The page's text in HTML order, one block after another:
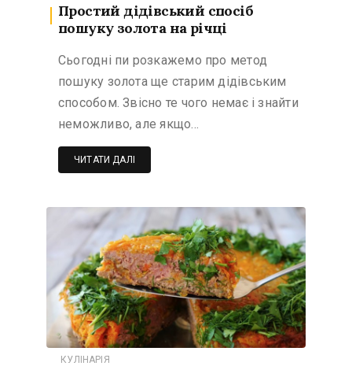
Простий дідівський спосіб
пошуку золота на річці
Сьогодні пи розкажемо про метод
пошуку золота ще старим дідівським
способом. Звісно те чого немає і знайти
неможливо, але якщо…
ЧИТАТИ ДАЛІ
КУЛІНАРІЯ